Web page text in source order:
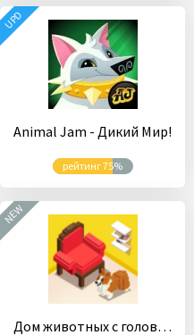
Animal Jam - Дикий Мир!
рейтинг 75%
UPD
Дом животных с головоломками
NEW